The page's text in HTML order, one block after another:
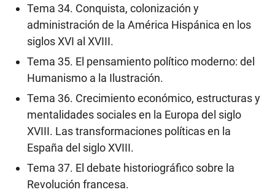
Tema 34. Conquista, colonización y
administración de la América Hispánica en los
siglos XVI al XVIII.
Tema 35. El pensamiento político moderno: del
Humanismo a la Ilustración.
Tema 36. Crecimiento económico, estructuras y
mentalidades sociales en la Europa del siglo
XVIII. Las transformaciones políticas en la
España del siglo XVIII.
Tema 37. El debate historiográfico sobre la
Revolución francesa.